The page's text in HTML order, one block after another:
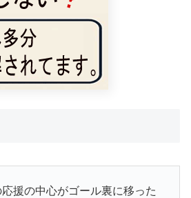
援の中心がゴール裏に移った